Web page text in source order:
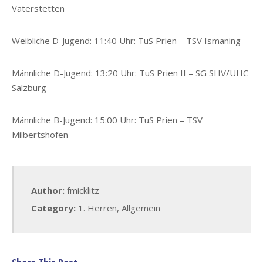
Vaterstetten
Weibliche D-Jugend: 11:40 Uhr: TuS Prien – TSV Ismaning
Männliche D-Jugend: 13:20 Uhr: TuS Prien II – SG SHV/UHC
Salzburg
Männliche B-Jugend: 15:00 Uhr: TuS Prien – TSV
Milbertshofen
Author: fmicklitz
Category: 1. Herren, Allgemein